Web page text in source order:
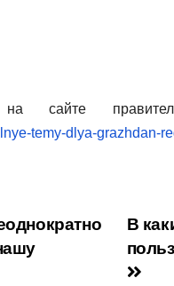
сайте
temy-dlya-grazhdan-
В